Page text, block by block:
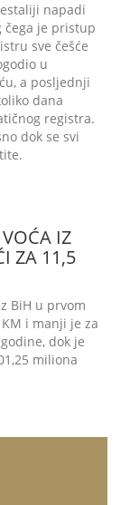
napadi
čega je pristup
sve češće
u
a posljednji
dana
registra.
dok se svi
IZ
ZA 11,5
BiH u prvom
i manji je za
dok je
miliona